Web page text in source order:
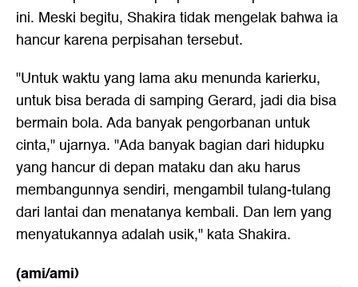
ini. Meski begitu, Shakira tidak mengelak bahwa ia
hancur karena perpisahan tersebut.
"Untuk waktu yang lama aku menunda karierku,
untuk bisa berada di samping Gerard, jadi dia bisa
bermain bola. Ada banyak pengorbanan untuk
cinta," ujarnya. "Ada banyak bagian dari hidupku
yang hancur di depan mataku dan aku harus
membangunnya sendiri, mengambil tulang-tulang
dari lantai dan menatanya kembali. Dan lem yang
menyatukannya adalah usik," kata Shakira.
(ami/ami)